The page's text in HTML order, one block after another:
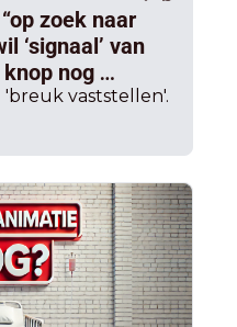
zoek naar
‘signaal’ van
nog
vaststellen'.